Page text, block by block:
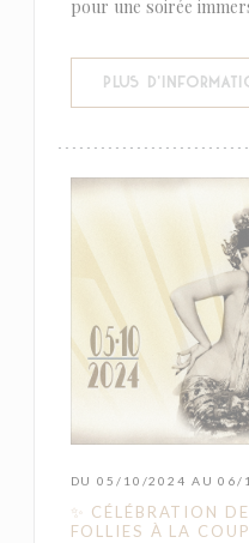
pour une soirée
PLUS
DU 05/10/2024 AU 06/
✨ CÉLÉBRATION
FOLLIES À LA